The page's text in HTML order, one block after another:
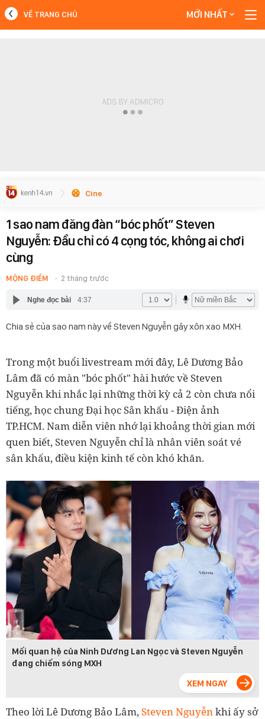
VỀ TRANG CHỦ MỚI NHẤT
Cine
1 sao nam đăng đàn “bóc phốt” Steven
Nguyễn: Đầu chỉ có 4 cọng tóc, không ai chơi
cùng
MỘNG ĐIỀM 2 tháng trước
Nghe đọc bài 4:37
Chia sẻ của sao nam này về Steven Nguyễn gây xôn xao MXH.
Trong một buổi livestream mới đây, Lê Dương Bảo
Lâm đã có màn "bóc phốt" hài hước về Steven
Nguyễn khi nhắc lại những thời kỳ cả 2 còn chưa nổi
tiếng, học chung Đại học Sân khấu - Điện ảnh
TP.HCM. Nam diễn viên nhớ lại khoảng thời gian mới
quen biết, Steven Nguyễn chỉ là nhân viên soát vé
sân khấu, điều kiện kinh tế còn khó khăn.
Mối quan hệ của Ninh Dương Lan Ngọc và Steven Nguyễn
đang chiếm sóng MXH
Theo lời Lê Dương Bảo Lâm, Steven Nguyễn khi ấy sở